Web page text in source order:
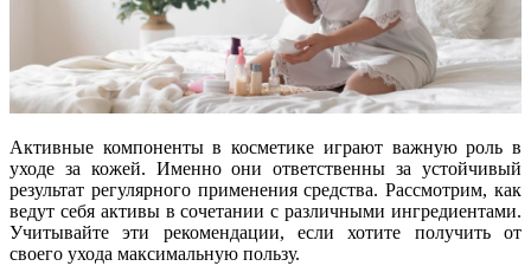
Активные компоненты в косметике играют важную роль в
уходе за кожей. Именно они ответственны за устойчивый
результат регулярного применения средства. Рассмотрим, как
ведут себя активы в сочетании с различными ингредиентами.
Учитывайте эти рекомендации, если хотите получить от
своего ухода максимальную пользу.